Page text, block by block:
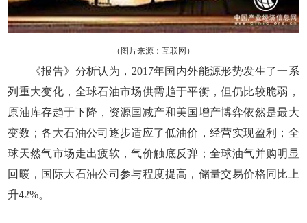
（图片来源：互联网）
《报告》分析认为，2017年国内外能源形势发生了一系
列重大变化，全球石油市场供需趋于平衡，但仍比较脆弱，
原油库存趋于下降，资源国减产和美国增产博弈依然是最大
变数；各大石油公司逐步适应了低油价，经营实现盈利；全
球天然气市场走出疲软，气价触底反弹；全球油气并购明显
回暖，国际大石油公司参与程度提高，储量交易价格同比上
升42%。